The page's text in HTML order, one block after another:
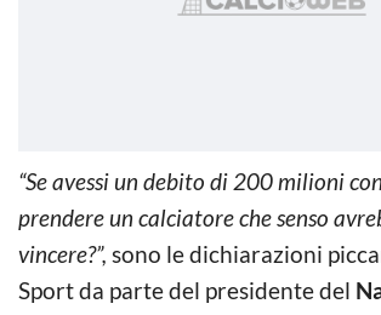
“Se avessi un debito di 200 milioni
prendere un calciatore che senso
vincere?”, sono le dichiarazioni
Sport da parte del presidente del